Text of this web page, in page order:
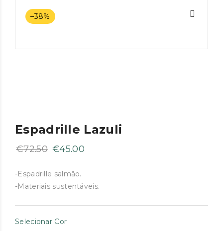
–38%
Espadrille Lazuli
€72.50 O
original
era:
€45.00
é:
-Espadrille salmão.
-Materiais sustentáveis.
Selecionar Cor